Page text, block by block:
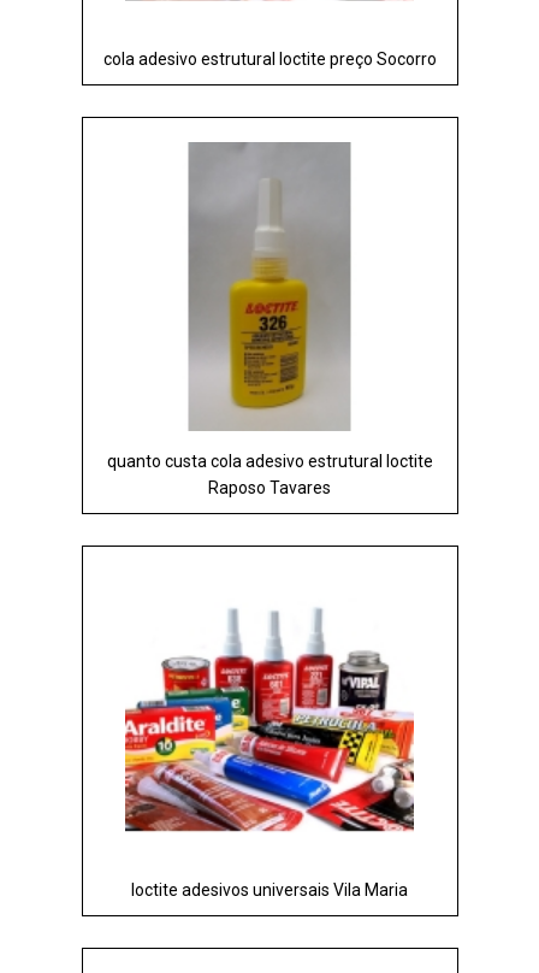
cola adesivo estrutural loctite preço Socorro
quanto custa cola adesivo estrutural loctite
Raposo Tavares
loctite adesivos universais Vila Maria